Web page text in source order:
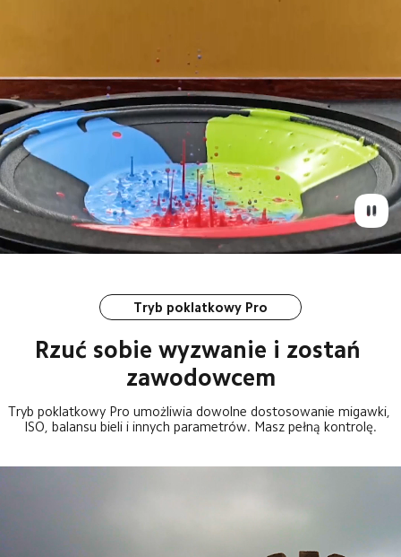
Tryb poklatkowy Pro
Rzuć sobie wyzwanie i zostań
zawodowcem
Tryb poklatkowy Pro umożliwia dowolne dostosowanie migawki,
ISO, balansu bieli i innych parametrów. Masz pełną kontrolę.